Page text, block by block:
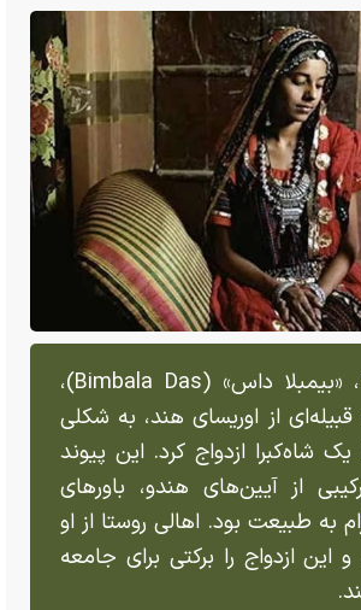
در سال ۲۰۰۶، «بیمبلا داس» (Bimbala Das)،
ساله قبیله‌ای از اوریسای هند، به شکلی
شاه‌کبرا ازدواج کرد. این پیوند
از آیین‌های هندو، باور‌های
به طبیعت بود. اهالی روستا از او
این ازدواج را برکتی برای جامعه